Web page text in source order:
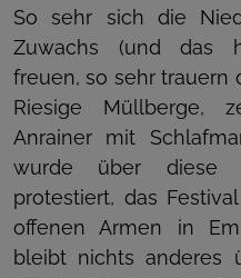
So sehr sich die
Zuwachs (und das
freuen, so sehr trauern
Riesige Müllberge,
Anrainer mit
wurde über diese
protestiert, das
offenen Armen in
bleibt nichts anderes